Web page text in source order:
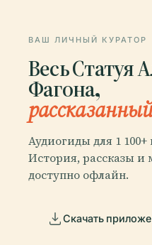
ВАШ ЛИЧНЫЙ КУРАТОР
Весь Статуя
Фагона,
Аудиогиды для 1 100+
История, рассказы и
доступно офлайн.
Скачать